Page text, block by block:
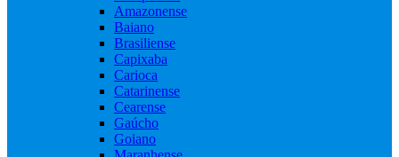
Amazonense
Baiano
Brasiliense
Capixaba
Carioca
Catarinense
Cearense
Gaúcho
Goiano